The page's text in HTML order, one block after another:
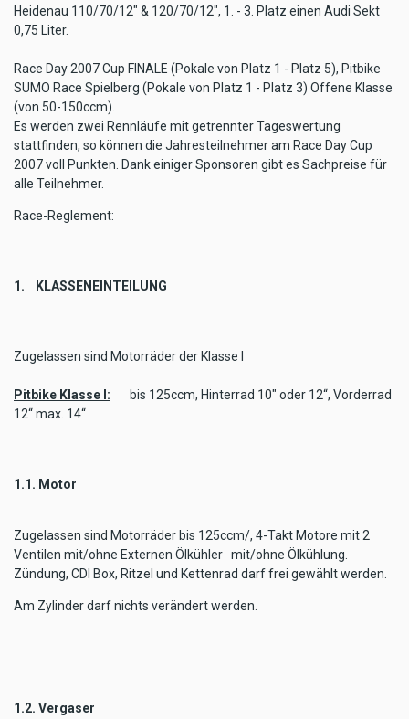
Heidenau 110/70/12" & 120/70/12", 1. - 3. Platz einen Audi Sekt
0,75 Liter.
Race Day 2007 Cup FINALE (Pokale von Platz 1 - Platz 5), Pitbike
SUMO Race Spielberg (Pokale von Platz 1 - Platz 3) Offene Klasse
(von 50-150ccm).
Es werden zwei Rennläufe mit getrennter Tageswertung
stattfinden, so können die Jahresteilnehmer am Race Day Cup
2007 voll Punkten. Dank einiger Sponsoren gibt es Sachpreise für
alle Teilnehmer.
Race-Reglement:
1. KLASSENEINTEILUNG
Zugelassen sind Motorräder der Klasse I
Pitbike Klasse I:
bis 125ccm, Hinterrad 10" oder 12“, Vorderrad
12“ max. 14“
1.1. Motor
Zugelassen sind Motorräder bis 125ccm/, 4-Takt Motore mit 2
Ventilen mit/ohne Externen Ölkühler mit/ohne Ölkühlung.
Zündung, CDI Box, Ritzel und Kettenrad darf frei gewählt werden.
Am Zylinder darf nichts verändert werden.
1.2. Vergaser